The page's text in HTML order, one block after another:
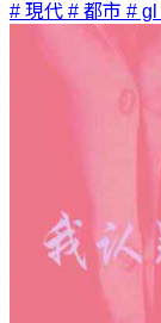
# 現代 # 都市 # gl